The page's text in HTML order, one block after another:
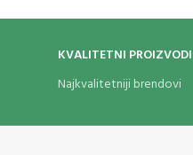
KVALITETNI PROIZVODI
Najkvalitetniji brendovi